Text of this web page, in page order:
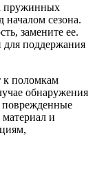
пружинных
началом сезона.
замените ее.
для поддержания
к поломкам
обнаружения
поврежденные
и